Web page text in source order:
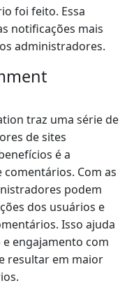
foi feito. Essa
notificações mais
administradores.
traz uma série de
de sites
é a
Com as
podem
dos usuários e
Isso ajuda
engajamento com
resultar em maior